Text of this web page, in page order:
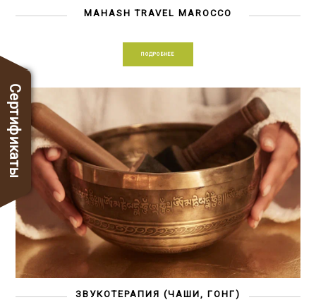
MAHASH TRAVEL MAROCCO
ПОДРОБНЕЕ
ЗВУКОТЕРАПИЯ (ЧАШИ, ГОНГ)
Сертификаты